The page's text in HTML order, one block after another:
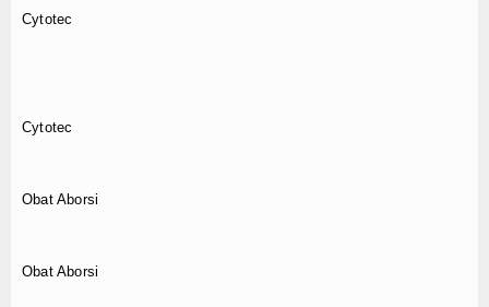
Cytotec
Cytotec
Obat Aborsi
Obat Aborsi